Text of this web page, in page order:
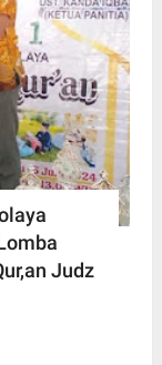
Judz